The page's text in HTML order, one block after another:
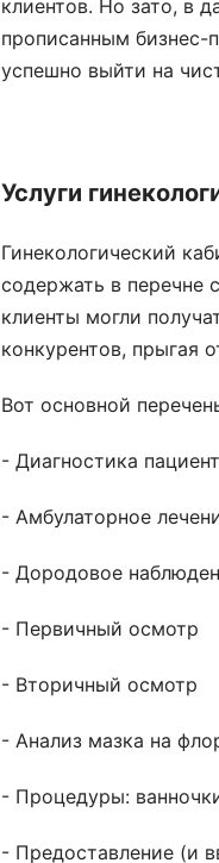
клиентов. Но зато, в
прописанным бизнес-
успешно выйти на
Услуги
Гинекологический
содержать в перечне
клиенты могли
конкурентов, прыгая
Вот основной
- Диагностика
- Амбулаторное
- Дородовое
- Первичный осмотр
- Вторичный осмотр
- Анализ мазка на
- Процедуры:
- Предоставление (и